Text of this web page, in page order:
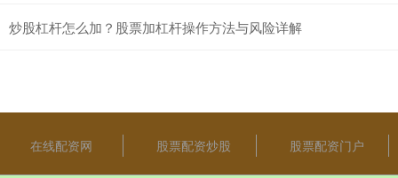
炒股杠杆怎么加？股票加杠杆操作方法与风险详解
在线配资网 股票配资炒股 股票配资门户